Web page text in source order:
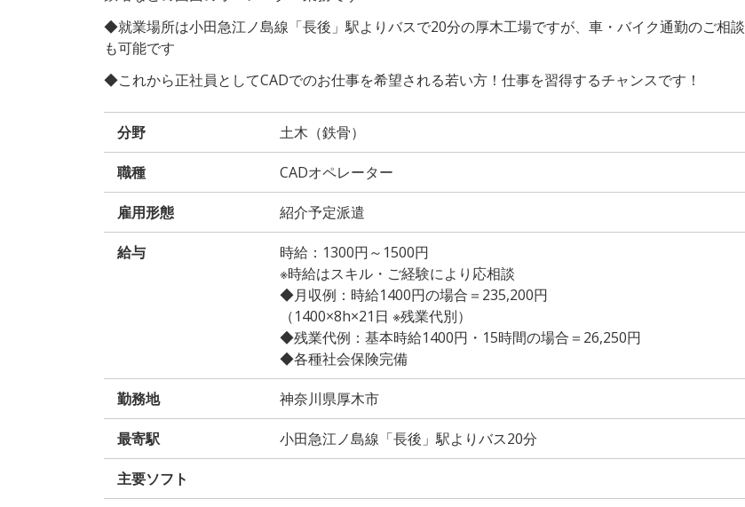
◆就業場所は小田急江ノ島線「長後」駅よりバスで20分の厚木工場ですが、車・バイク通勤のご相談
も可能です
◆これから正社員としてCADでのお仕事を希望される若い方！仕事を習得するチャンスです！
分野 土木（鉄骨）
職種 CADオペレーター
雇用形態 紹介予定派遣
給与
時給：1300円～1500円
※時給はスキル・ご経験により応相談
◆月収例：時給1400円の場合＝235,200円
（1400×8h×21日 ※残業代別）
◆残業代例：基本時給1400円・15時間の場合＝26,250円
◆各種社会保険完備
勤務地 神奈川県厚木市
最寄駅 小田急江ノ島線「長後」駅よりバス20分
主要ソフト